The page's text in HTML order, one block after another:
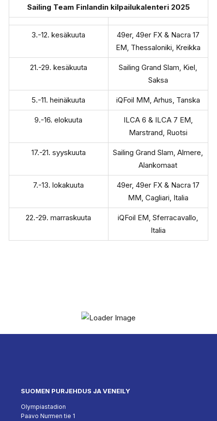
Sailing Team Finlandin kilpailukalenteri 2025
3.-12. kesäkuuta
49er, 49er FX & Nacra 17
EM, Thessaloniki, Kreikka
21.-29. kesäkuuta
Sailing Grand Slam, Kiel,
Saksa
5.-11. heinäkuuta iQFoil MM, Arhus, Tanska
9.-16. elokuuta
ILCA 6 & ILCA 7 EM,
Marstrand, Ruotsi
17.-21. syyskuuta
Sailing Grand Slam, Almere,
Alankomaat
7.-13. lokakuuta
49er, 49er FX & Nacra 17
MM, Cagliari, Italia
22.-29. marraskuuta
iQFoil EM, Sferracavallo,
Italia
SUOMEN PURJEHDUS JA VENEILY
Olympiastadion
Paavo Nurmen tie 1